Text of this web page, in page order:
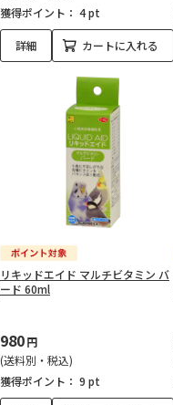
獲得ポイント： 4 pt
詳細 カートに入れる
リキッドエイド マルチビタミン バ
ード 60ml
980円
(送料別・税込)
獲得ポイント： 9 pt